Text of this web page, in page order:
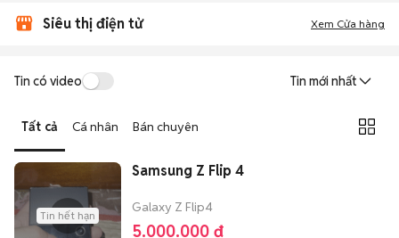
Giao dịch minh bạch: Việc gặp gỡ trực tiếp giúp người mua
tin đăng.
địa điểm giao nhận, chốt giao dịch nhanh chóng khi đạt được
Siêu thị điện tử Xem Cửa hàng
Tin có video Tin mới nhất
Tất cả Cá nhân Bán chuyên
Tin hết hạn
Samsung Z Flip 4
Galaxy Z Flip4
5.000.000 đ